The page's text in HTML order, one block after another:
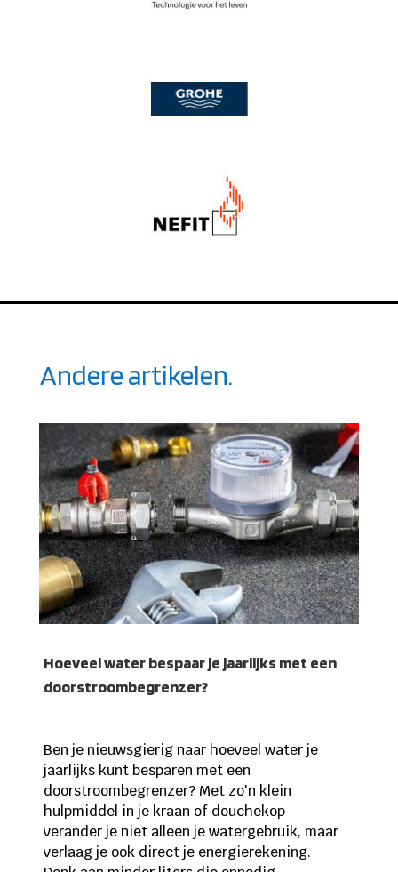
Andere artikelen.
Hoeveel water bespaar je jaarlijks met een
doorstroombegrenzer?
Ben je nieuwsgierig naar hoeveel water je
jaarlijks kunt besparen met een
doorstroombegrenzer? Met zo'n klein
hulpmiddel in je kraan of douchekop
verander je niet alleen je watergebruik, maar
verlaag je ook direct je energierekening.